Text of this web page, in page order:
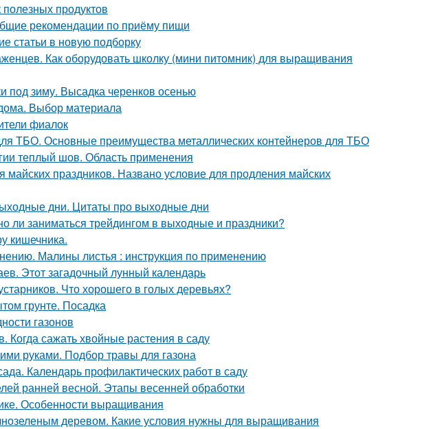
продуктов
рекомендации по приёму пищи
статьи в новую подборку
Как оборудовать школку (мини питомник) для выращивания
под зиму. Высадка черенков осенью
Выбор материала
фиалок
ТБО. Основные преимущества металлических контейнеров для ТБО
теплый шов. Область применения
праздников. Названо условие для продления майских
дни. Цитаты про выходные дни
ли заниматься трейдингом в выходные и праздники?
кишечника.
Малины листья : инструкция по применению
Этот загадочный лунный календарь
Что хорошего в голых деревьях?
грунте. Посадка
газонов
Когда сажать хвойные растения в саду
руками. Подбор травы для газона
Календарь профилактических работ в саду
ранней весной. Этапы весенней обработки
Особенности выращивания
деревом. Какие условия нужны для выращивания